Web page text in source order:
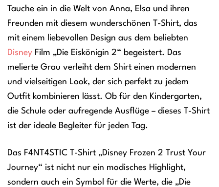
Tauche ein in die Welt von Anna, Elsa und ihren
Freunden mit diesem wunderschönen T-Shirt, das
mit einem liebevollen Design aus dem beliebten
Disney Film „Die Eiskönigin 2“ begeistert. Das
melierte Grau verleiht dem Shirt einen modernen
und vielseitigen Look, der sich perfekt zu jedem
Outfit kombinieren lässt. Ob für den Kindergarten,
die Schule oder aufregende Ausflüge – dieses T-Shirt
ist der ideale Begleiter für jeden Tag.
Das F4NT4STIC T-Shirt „Disney Frozen 2 Trust Your
Journey“ ist nicht nur ein modisches Highlight,
sondern auch ein Symbol für die Werte, die „Die